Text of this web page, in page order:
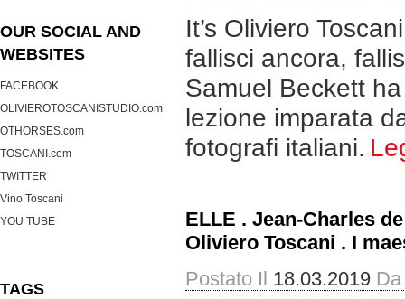
OUR SOCIAL AND
WEBSITES
FACEBOOK
OLIVIEROTOSCANISTUDIO.com
OTHORSES.com
TOSCANI.com
TWITTER
Vino Toscani
YOU TUBE
TAGS
It’s Oliviero
fallisci ancora,
Samuel Beckett
lezione imparata
fotografi italiani.
ELLE . Jean-Charles
Oliviero Toscani . I
Postato Il 18.03.2019 Da